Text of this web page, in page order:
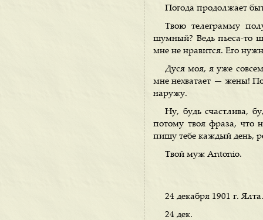
Погода продолжает
Твою телеграмму
шумный? Ведь пьеса-то
мне не нравится. Его
Дуся моя, я уже
мне нехватает — жены!
наружу.
Ну, будь счастлива,
потому твоя фраза, что
пишу тебе каждый день,
Твой муж Antonio.
24 декабря 1901 г. Ялта.
24 дек.